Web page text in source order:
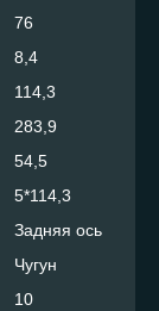
76
8,4
114,3
283,9
54,5
5*114,3
Задняя ось
Чугун
10